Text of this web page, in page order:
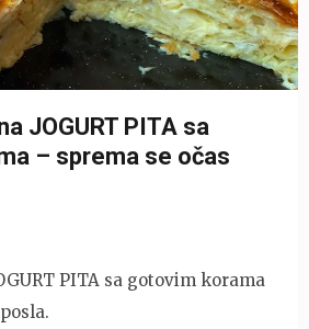
JOGURT PITA sa
– sprema se očas
PITA sa gotovim korama